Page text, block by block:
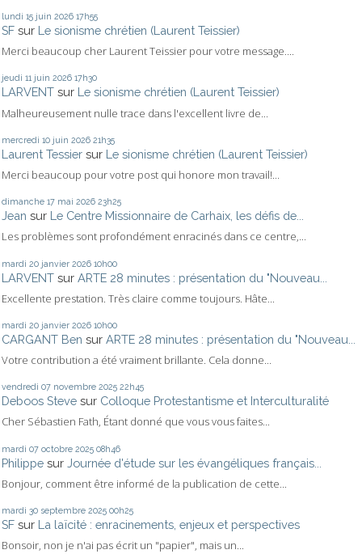
lundi 15 juin 2026 17h55
SF sur Le sionisme chrétien (Laurent Teissier)
Merci beaucoup cher Laurent Teissier pour votre message....
jeudi 11 juin 2026 17h30
LARVENT sur Le sionisme chrétien (Laurent Teissier)
Malheureusement nulle trace dans l'excellent livre de...
mercredi 10 juin 2026 21h35
Laurent Tessier sur Le sionisme chrétien (Laurent Teissier)
Merci beaucoup pour votre post qui honore mon travail!...
dimanche 17 mai 2026 23h25
Jean sur Le Centre Missionnaire de Carhaix, les défis de...
Les problèmes sont profondément enracinés dans ce centre,...
mardi 20 janvier 2026 10h00
LARVENT sur ARTE 28 minutes : présentation du "Nouveau...
Excellente prestation. Très claire comme toujours. Hâte...
mardi 20 janvier 2026 10h00
CARGANT Ben sur ARTE 28 minutes : présentation du "Nouveau...
Votre contribution a été vraiment brillante. Cela donne...
vendredi 07 novembre 2025 22h45
Deboos Steve sur Colloque Protestantisme et Interculturalité
Cher Sébastien Fath, Étant donné que vous vous faites...
mardi 07 octobre 2025 08h46
Philippe sur Journée d'étude sur les évangéliques français...
Bonjour, comment être informé de la publication de cette...
mardi 30 septembre 2025 00h25
SF sur La laïcité : enracinements, enjeux et perspectives
Bonsoir, non je n'ai pas écrit un "papier", mais un...